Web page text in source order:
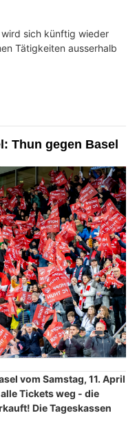
sich künftig wieder
Tätigkeiten ausserhalb
Thun gegen Basel
vom Samstag, 11. April
Tickets weg - die
Die Tageskassen